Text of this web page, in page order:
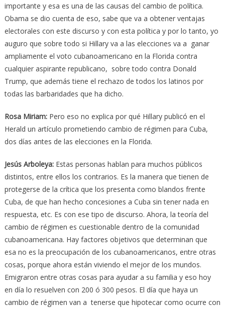
importante y esa es una de las causas del cambio de política.
Obama se dio cuenta de eso, sabe que va a obtener ventajas
electorales con este discurso y con esta política y por lo tanto, yo
auguro que sobre todo si Hillary va a las elecciones va a ganar
ampliamente el voto cubanoamericano en la Florida contra
cualquier aspirante republicano, sobre todo contra Donald
Trump, que además tiene el rechazo de todos los latinos por
todas las barbaridades que ha dicho.
Rosa Miriam:Pero eso no explica por qué Hillary publicó en el
Herald un artículo prometiendo cambio de régimen para Cuba,
dos días antes de las elecciones en la Florida.
Jesús Arboleya: Estas personas hablan para muchos públicos
distintos, entre ellos los contrarios. Es la manera que tienen de
protegerse de la crítica que los presenta como blandos frente
Cuba, de que han hecho concesiones a Cuba sin tener nada en
respuesta, etc. Es con ese tipo de discurso. Ahora, la teoría del
cambio de régimen es cuestionable dentro de la comunidad
cubanoamericana. Hay factores objetivos que determinan que
esa no es la preocupación de los cubanoamericanos, entre otras
cosas, porque ahora están viviendo el mejor de los mundos.
Emigraron entre otras cosas para ayudar a su familia y eso hoy
en día lo resuelven con 200 ó 300 pesos. El día que haya un
cambio de régimen van a tenerse que hipotecar como ocurre con